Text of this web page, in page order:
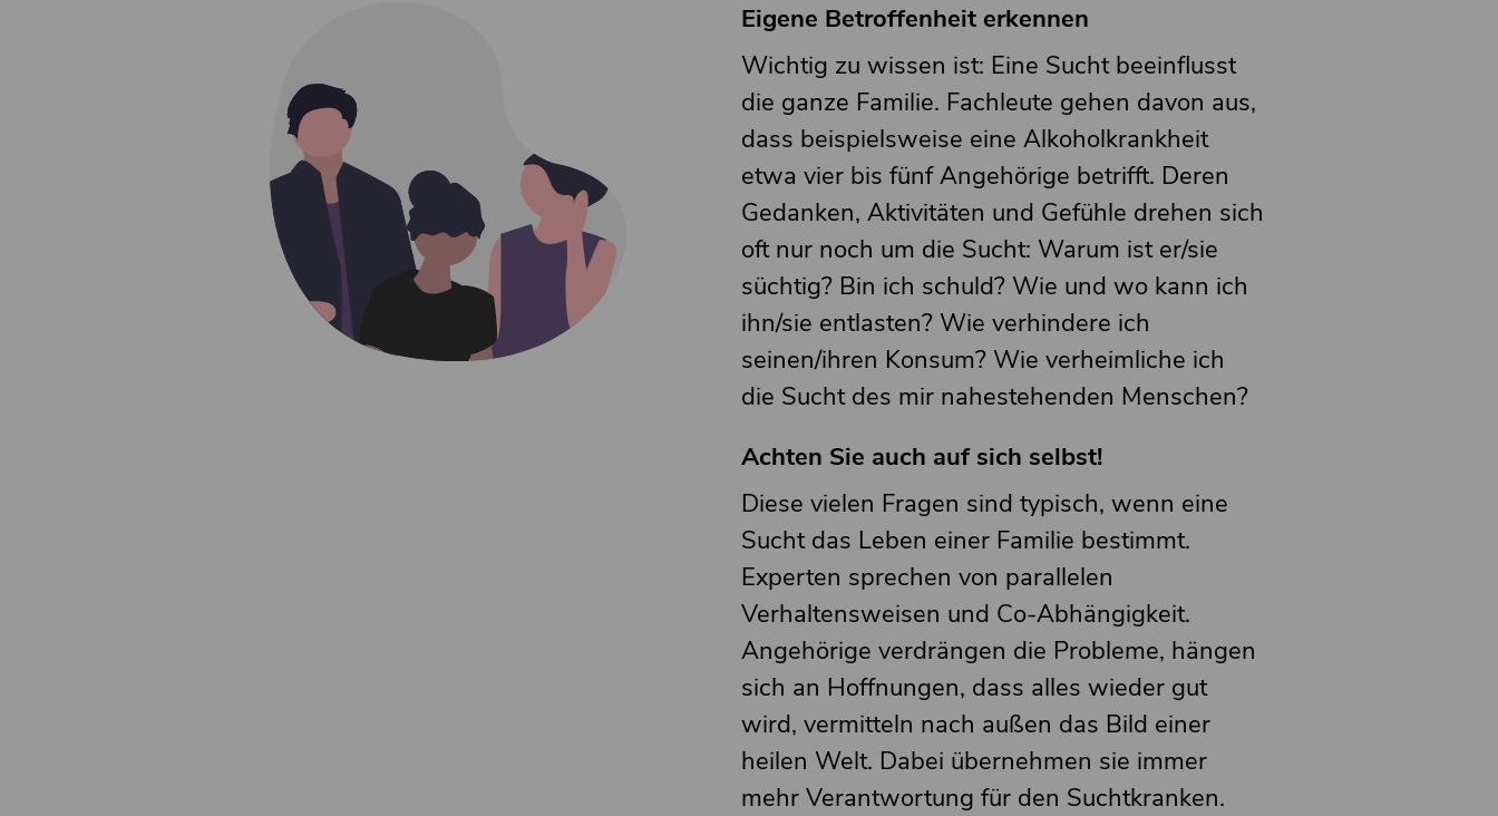
Eigene Betroffenheit erkennen
Wichtig zu wissen ist: Eine Sucht beeinflusst
die ganze Familie. Fachleute gehen davon aus,
dass beispielsweise eine Alkoholkrankheit
etwa vier bis fünf Angehörige betrifft. Deren
Gedanken, Aktivitäten und Gefühle drehen sich
oft nur noch um die Sucht: Warum ist er/sie
süchtig? Bin ich schuld? Wie und wo kann ich
ihn/sie entlasten? Wie verhindere ich
seinen/ihren Konsum? Wie verheimliche ich
die Sucht des mir nahestehenden Menschen?
Achten Sie auch auf sich selbst!
Diese vielen Fragen sind typisch, wenn eine
Sucht das Leben einer Familie bestimmt.
Experten sprechen von parallelen
Verhaltensweisen und Co-Abhängigkeit.
Angehörige verdrängen die Probleme, hängen
sich an Hoffnungen, dass alles wieder gut
wird, vermitteln nach außen das Bild einer
heilen Welt. Dabei übernehmen sie immer
mehr Verantwortung für den Suchtkranken.